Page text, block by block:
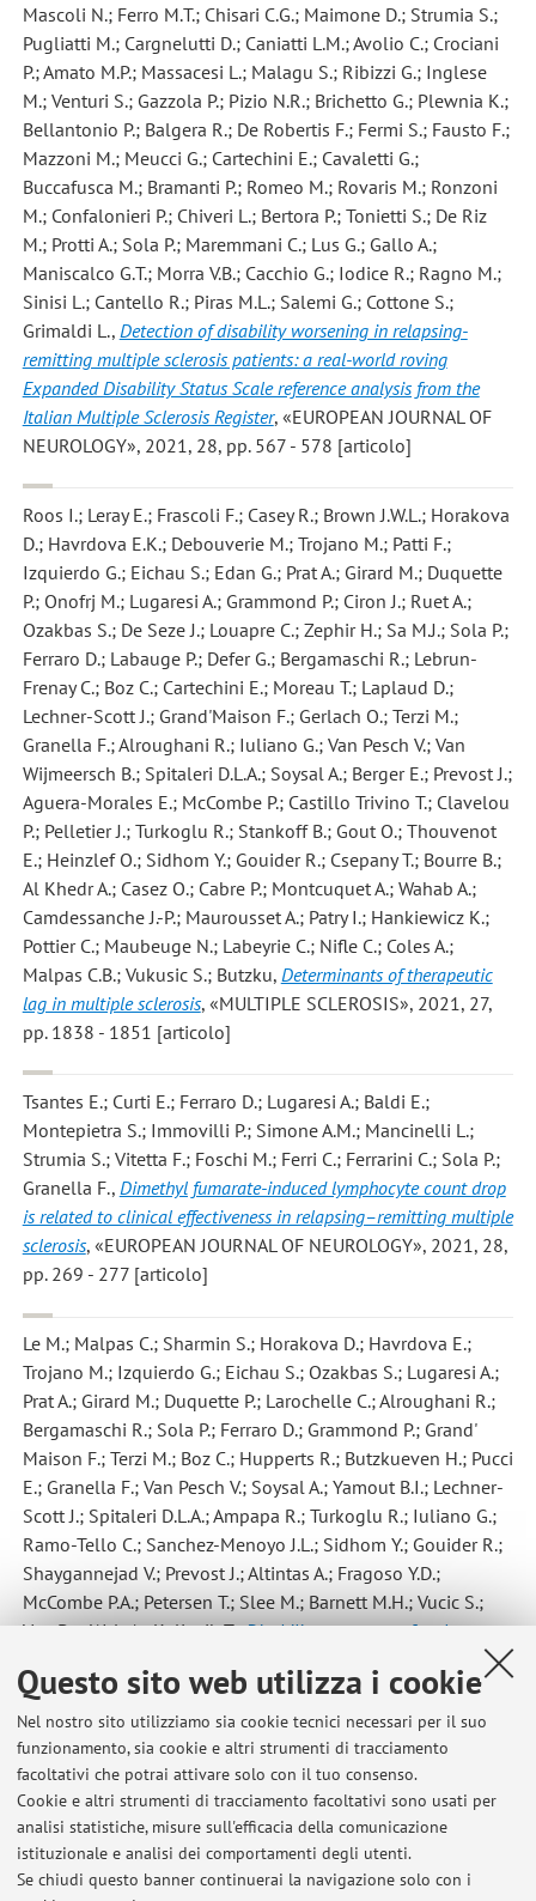
Questo sito web utilizza i cookie
Nel nostro sito utilizziamo sia cookie tecnici necessari per il suo
funzionamento, sia cookie e altri strumenti di tracciamento
facoltativi che potrai attivare solo con il tuo consenso.
Cookie e altri strumenti di tracciamento facoltativi sono usati per
analisi statistiche, misure sull'efficacia della comunicazione
istituzionale e analisi dei comportamenti degli utenti.
Se chiudi questo banner continuerai la navigazione solo con i
Mascoli N.; Ferro M.T.; Chisari C.G.; Maimone D.; Strumia S.;
Pugliatti M.; Cargnelutti D.; Caniatti L.M.; Avolio C.; Crociani
P.; Amato M.P.; Massacesi L.; Malagu S.; Ribizzi G.; Inglese
M.; Venturi S.; Gazzola P.; Pizio N.R.; Brichetto G.; Plewnia K.;
Bellantonio P.; Balgera R.; De Robertis F.; Fermi S.; Fausto F.;
Mazzoni M.; Meucci G.; Cartechini E.; Cavaletti G.;
Buccafusca M.; Bramanti P.; Romeo M.; Rovaris M.; Ronzoni
M.; Confalonieri P.; Chiveri L.; Bertora P.; Tonietti S.; De Riz
M.; Protti A.; Sola P.; Maremmani C.; Lus G.; Gallo A.;
Maniscalco G.T.; Morra V.B.; Cacchio G.; Iodice R.; Ragno M.;
Sinisi L.; Cantello R.; Piras M.L.; Salemi G.; Cottone S.;
Grimaldi L., Detection of disability worsening in relapsing-
remitting multiple sclerosis patients: a real-world roving
Expanded Disability Status Scale reference analysis from the
Italian Multiple Sclerosis Register, «EUROPEAN JOURNAL OF
NEUROLOGY», 2021, 28, pp. 567 - 578 [articolo]
Roos I.; Leray E.; Frascoli F.; Casey R.; Brown J.W.L.; Horakova
D.; Havrdova E.K.; Debouverie M.; Trojano M.; Patti F.;
Izquierdo G.; Eichau S.; Edan G.; Prat A.; Girard M.; Duquette
P.; Onofrj M.; Lugaresi A.; Grammond P.; Ciron J.; Ruet A.;
Ozakbas S.; De Seze J.; Louapre C.; Zephir H.; Sa M.J.; Sola P.;
Ferraro D.; Labauge P.; Defer G.; Bergamaschi R.; Lebrun-
Frenay C.; Boz C.; Cartechini E.; Moreau T.; Laplaud D.;
Lechner-Scott J.; Grand'Maison F.; Gerlach O.; Terzi M.;
Granella F.; Alroughani R.; Iuliano G.; Van Pesch V.; Van
Wijmeersch B.; Spitaleri D.L.A.; Soysal A.; Berger E.; Prevost J.;
Aguera-Morales E.; McCombe P.; Castillo Trivino T.; Clavelou
P.; Pelletier J.; Turkoglu R.; Stankoff B.; Gout O.; Thouvenot
E.; Heinzlef O.; Sidhom Y.; Gouider R.; Csepany T.; Bourre B.;
Al Khedr A.; Casez O.; Cabre P.; Montcuquet A.; Wahab A.;
Camdessanche J.-P.; Maurousset A.; Patry I.; Hankiewicz K.;
Pottier C.; Maubeuge N.; Labeyrie C.; Nifle C.; Coles A.;
Malpas C.B.; Vukusic S.; Butzku, Determinants of therapeutic
lag in multiple sclerosis, «MULTIPLE SCLEROSIS», 2021, 27,
pp. 1838 - 1851 [articolo]
Tsantes E.; Curti E.; Ferraro D.; Lugaresi A.; Baldi E.;
Montepietra S.; Immovilli P.; Simone A.M.; Mancinelli L.;
Strumia S.; Vitetta F.; Foschi M.; Ferri C.; Ferrarini C.; Sola P.;
Granella F., Dimethyl fumarate-induced lymphocyte count drop
is related to clinical effectiveness in relapsing–remitting multiple
sclerosis, «EUROPEAN JOURNAL OF NEUROLOGY», 2021, 28,
pp. 269 - 277 [articolo]
Le M.; Malpas C.; Sharmin S.; Horakova D.; Havrdova E.;
Trojano M.; Izquierdo G.; Eichau S.; Ozakbas S.; Lugaresi A.;
Prat A.; Girard M.; Duquette P.; Larochelle C.; Alroughani R.;
Bergamaschi R.; Sola P.; Ferraro D.; Grammond P.; Grand'
Maison F.; Terzi M.; Boz C.; Hupperts R.; Butzkueven H.; Pucci
E.; Granella F.; Van Pesch V.; Soysal A.; Yamout B.I.; Lechner-
Scott J.; Spitaleri D.L.A.; Ampapa R.; Turkoglu R.; Iuliano G.;
Ramo-Tello C.; Sanchez-Menoyo J.L.; Sidhom Y.; Gouider R.;
Shaygannejad V.; Prevost J.; Altintas A.; Fragoso Y.D.;
McCombe P.A.; Petersen T.; Slee M.; Barnett M.H.; Vucic S.;
Van Der Walt A.; Kalincik T.,Disability outcomes of early
«MULTIPLE SCLEROSIS», 2021, 27, pp. 755 - 766 [articolo]
Pubblicazioni antecedenti il 2004